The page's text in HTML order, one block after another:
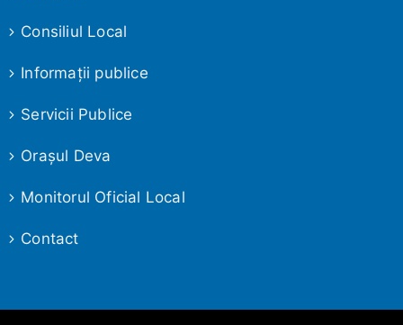
Consiliul Local
Informaţii publice
Servicii Publice
Oraşul Deva
Monitorul Oficial Local
Contact